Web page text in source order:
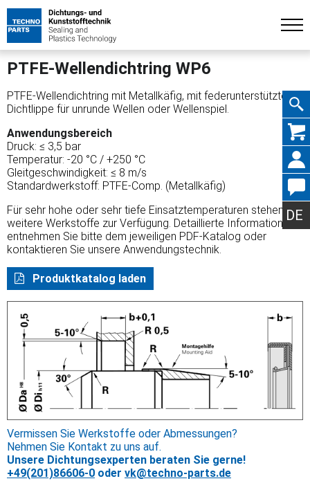
DE
PTFE-Wellendichtring WP6
PTFE-Wellendichtring mit Metallkäfig, mit federunterstützter
Dichtlippe für unrunde Wellen oder Wellenspiel.
Anwendungsbereich
Druck: ≤ 3,5 bar
Temperatur: -20 °C / +250 °C
Gleitgeschwindigkeit: ≤ 8 m/s
Standardwerkstoff: PTFE-Comp. (Metallkäfig)
Für sehr hohe oder sehr tiefe Einsatztemperaturen stehen
weitere Werkstoffe zur Verfügung. Detaillierte Informationen
entnehmen Sie bitte dem jeweiligen PDF-Katalog oder
kontaktieren Sie unsere Anwendungstechnik.
Produktkatalog laden
Vermissen Sie Werkstoffe oder Abmessungen?
Nehmen Sie Kontakt zu uns auf.
Unsere Dichtungsexperten beraten Sie gerne!
+49(201)86606-0 oder vk@techno-parts.de